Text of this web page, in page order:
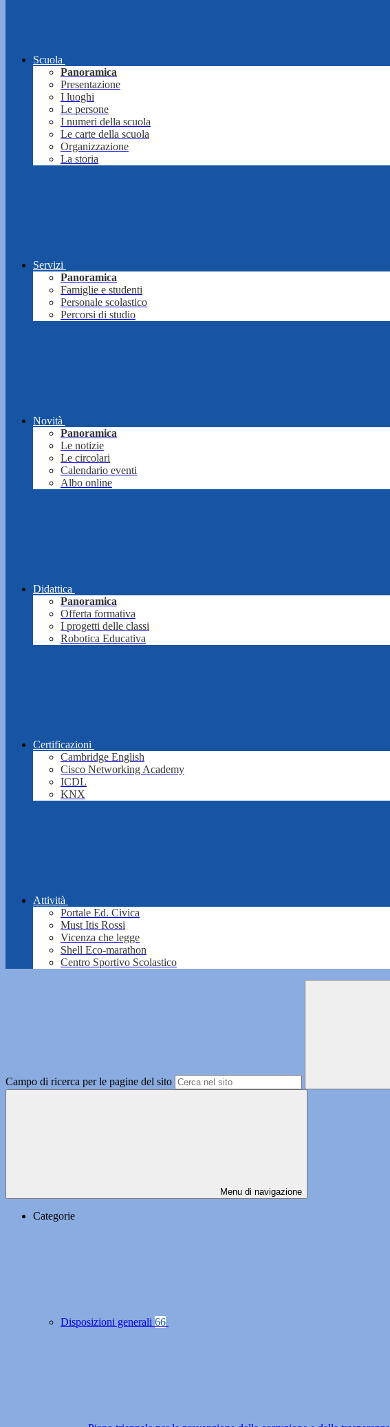
Scuola
Panoramica
Presentazione
I luoghi
Le persone
I numeri della scuola
Le carte della scuola
Organizzazione
La storia
Servizi
Panoramica
Famiglie e studenti
Personale scolastico
Percorsi di studio
Novità
Panoramica
Le notizie
Le circolari
Calendario eventi
Albo online
Didattica
Panoramica
Offerta formativa
I progetti delle classi
Robotica Educativa
Certificazioni
Cambridge English
Cisco Networking Academy
ICDL
KNX
Attività
Portale Ed. Civica
Must Itis Rossi
Vicenza che legge
Shell Eco-marathon
Centro Sportivo Scolastico
Campo di ricerca per le pagine del sito
Menu di navigazione
Categorie
Disposizioni generali 66